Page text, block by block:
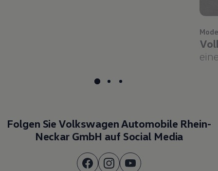
Folgen Sie Volkswagen Automobile Rhein-
Neckar GmbH auf Social Media